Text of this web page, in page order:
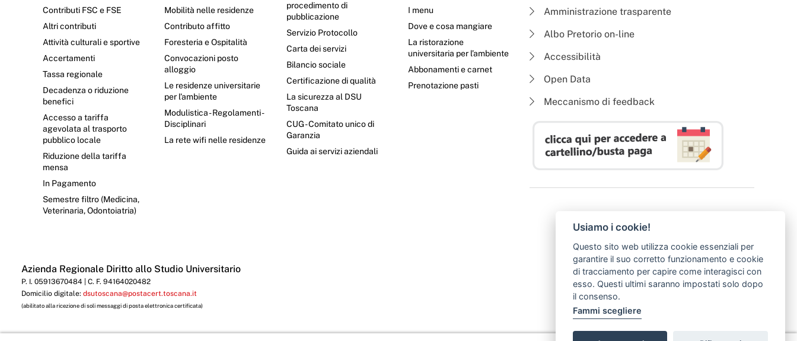
Contributi FSC e FSE
Altri contributi
Attività culturali e sportive
Accertamenti
Tassa regionale
Decadenza o riduzione
benefici
Accesso a tariffa
agevolata al trasporto
pubblico locale
Riduzione della tariffa
mensa
In Pagamento
Semestre filtro (Medicina,
Veterinaria, Odontoiatria)
Mobilità nelle residenze
Contributo affitto
Foresteria e Ospitalità
Convocazioni posto
alloggio
Le residenze universitarie
per l’ambiente
Modulistica - Regolamenti -
Disciplinari
La rete wifi nelle residenze
procedimento di
pubblicazione
Servizio Protocollo
Carta dei servizi
Bilancio sociale
Certificazione di qualità
La sicurezza al DSU
Toscana
CUG - Comitato unico di
Garanzia
Guida ai servizi aziendali
I menu
Dove e cosa mangiare
La ristorazione
universitaria per l’ambiente
Abbonamenti e carnet
Prenotazione pasti
Amministrazione trasparente
Albo Pretorio on-line
Accessibilità
Open Data
Meccanismo di feedback
Azienda Regionale Diritto allo Studio Universitario
P. I. 05913670484 | C. F. 94164020482
Domicilio digitale: dsutoscana@postacert.toscana.it
(abilitato alla ricezione di soli messaggi di posta elettronica certificata)
Usiamo i cookie!
Questo sito web utilizza cookie essenziali per
garantire il suo corretto funzionamento e cookie
di tracciamento per capire come interagisci con
esso. Questi ultimi saranno impostati solo dopo
il consenso.
Fammi scegliere